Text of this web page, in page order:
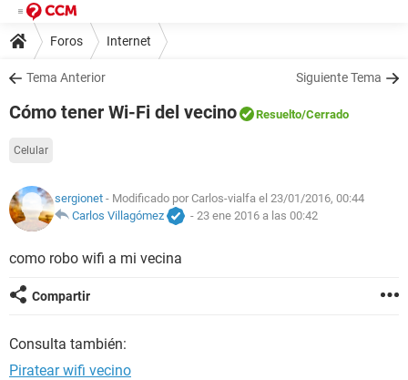
Foros Internet
Tema Anterior Siguiente Tema
Cómo tener Wi-Fi del vecino Resuelto/Cerrado
Celular
sergionet - Modificado por Carlos-vialfa el 23/01/2016, 00:44
Carlos Villagómez
- 23 ene 2016 a las 00:42
como robo wifi a mi vecina
Compartir
Consulta también:
Piratear wifi vecino